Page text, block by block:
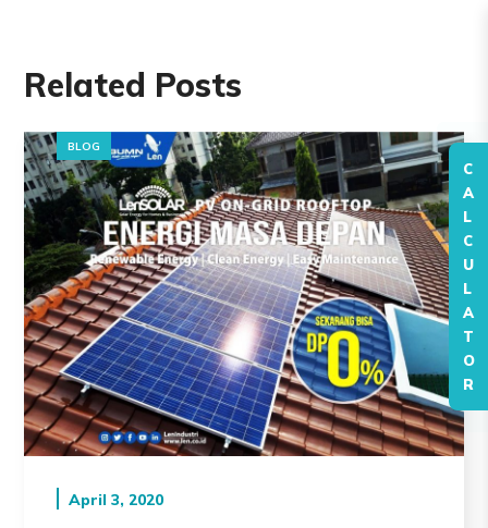
Related Posts
BLOG
April 3, 2020
C
A
L
C
U
L
A
T
O
R